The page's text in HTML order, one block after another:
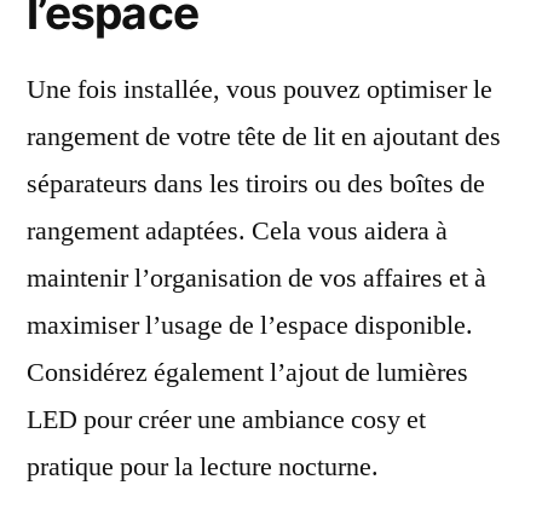
l’espace
Une fois installée, vous pouvez optimiser le
rangement de votre tête de lit en ajoutant des
séparateurs dans les tiroirs ou des boîtes de
rangement adaptées. Cela vous aidera à
maintenir l’organisation de vos affaires et à
maximiser l’usage de l’espace disponible.
Considérez également l’ajout de lumières
LED pour créer une ambiance cosy et
pratique pour la lecture nocturne.